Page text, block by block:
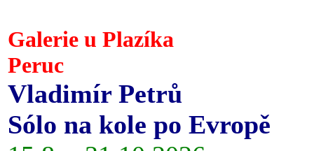
Galerie u Plazíka
Peruc
Vladimír Petrů
Sólo na kole po Evropě